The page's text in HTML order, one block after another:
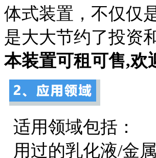
体式装置，不仅仅
是大大节约了投资
本装置可租可售,欢
适用领域包括：
用过的乳化液/金